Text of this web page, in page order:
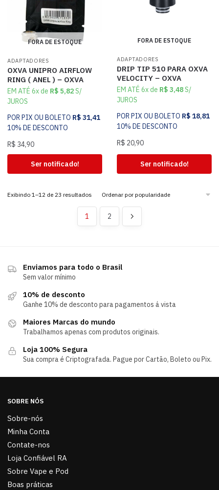
FORA DE ESTOQUE
ADAPTADORES
OXVA UNIPRO AIRFLOW
RING ( ANEL ) – OXVA
EM ATÉ 6x de R$ 5,82S/
JUROS
POR PIX OU BOLETO R$ 31,41
10% DE DESCONTO
R$ 34,90
Ser notificado!
FORA DE ESTOQUE
ADAPTADORES
DRIP TIP 510 PARA OXVA
VELOCITY – OXVA
EM ATÉ 6x de R$ 3,48S/
JUROS
POR PIX OU BOLETO R$ 18,81
10% DE DESCONTO
R$ 20,90
Ser notificado!
Exibindo 1–12 de 23 resultados
1 2
Enviamos para todo o Brasil
Sem valor mínimo
10% de desconto
Ganhe 10% de desconto para pagamentos á vista
Maiores Marcas do mundo
Trabalhamos apenas com produtos originais.
Loja 100% Segura
Sua compra é Criptografada. Pague por Cartão, Boleto ou Pix.
SOBRE NÓS
Sobre-nós
Minha Conta
Contate-nos
Loja Confiável RA
Sobre Vape e Pod
Boas práticas